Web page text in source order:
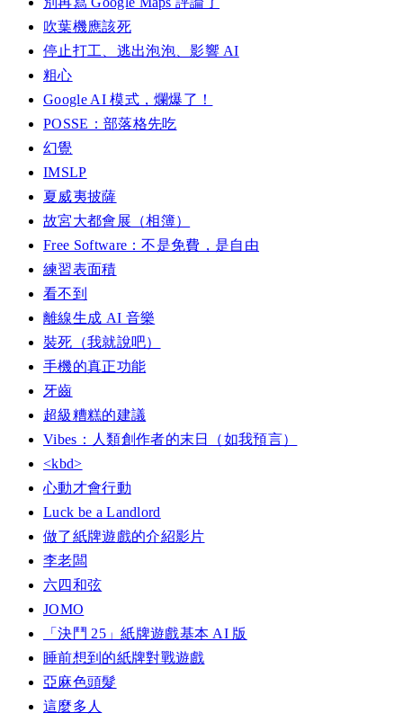
吹葉機應該死
停止打工、逃出泡泡、影響 AI
粗心
Google AI 模式，爛爆了！
POSSE：部落格先吃
幻覺
IMSLP
夏威夷披薩
故宮大都會展（相簿）
Free Software：不是免費，是自由
練習表面積
看不到
離線生成 AI 音樂
裝死（我就說吧）
手機的真正功能
牙齒
超級糟糕的建議
Vibes：人類創作者的末日（如我預言）
<kbd>
心動才會行動
Luck be a Landlord
做了紙牌遊戲的介紹影片
李老闆
六四和弦
JOMO
「決鬥 25」紙牌遊戲基本 AI 版
睡前想到的紙牌對戰遊戲
亞麻色頭髮
這麼多人